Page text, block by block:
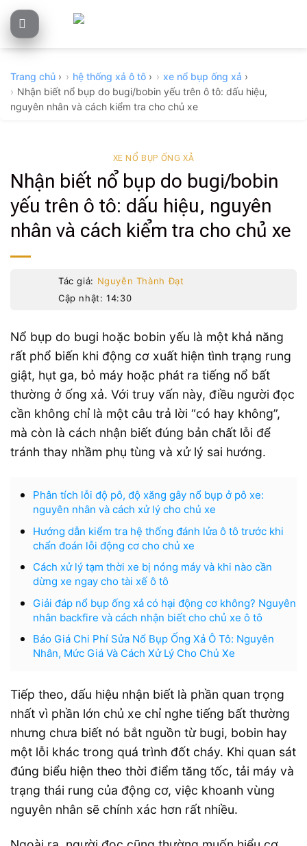
Skip
to
Trang chủ › hệ thống xả ô tô › xe nổ bụp ống xả ›
Nhận biết nổ bụp do bugi/bobin yếu trên ô tô: dấu hiệu,
nguyên nhân và cách kiểm tra cho chủ xe
XE NỔ BỤP ỐNG XẢ
Nhận biết nổ bụp do bugi/bobin
yếu trên ô tô: dấu hiệu, nguyên
nhân và cách kiểm tra cho chủ xe
Tác giả: Nguyễn Thành Đạt
Cập nhật: 14:30
Nổ bụp do bugi hoặc bobin yếu là một khả năng
rất phổ biến khi động cơ xuất hiện tình trạng rung
giật, hụt ga, bỏ máy hoặc phát ra tiếng nổ bất
thường ở ống xả. Với truy vấn này, điều người đọc
cần không chỉ là một câu trả lời “có hay không”,
mà còn là cách nhận biết đúng bản chất lỗi để
tránh thay nhầm phụ tùng và xử lý sai hướng.
Phân tích lỗi độ pô, độ xăng gây nổ bụp ở pô xe:
nguyên nhân và cách xử lý cho chủ xe
Hướng dẫn kiểm tra hệ thống đánh lửa ô tô trước khi
chẩn đoán lỗi động cơ cho chủ xe
Cách xử lý tạm thời xe bị nóng máy và khi nào cần
dừng xe ngay cho tài xế ô tô
Giải đáp nổ bụp ống xả có hại động cơ không? Nguyên
nhân backfire và cách nhận biết cho chủ xe ô tô
Báo Giá Chi Phí Sửa Nổ Bụp Ống Xả Ô Tô: Nguyên
Nhân, Mức Giá Và Cách Xử Lý Cho Chủ Xe
Tiếp theo, dấu hiệu nhận biết là phần quan trọng
nhất vì phần lớn chủ xe chỉ nghe tiếng bất thường
nhưng chưa biết nó bắt nguồn từ bugi, bobin hay
một lỗi khác trong quá trình đốt cháy. Khi quan sát
đúng biểu hiện theo thời điểm tăng tốc, tải máy và
trạng thái rung của động cơ, việc khoanh vùng
nguyên nhân sẽ chính xác hơn rất nhiều.